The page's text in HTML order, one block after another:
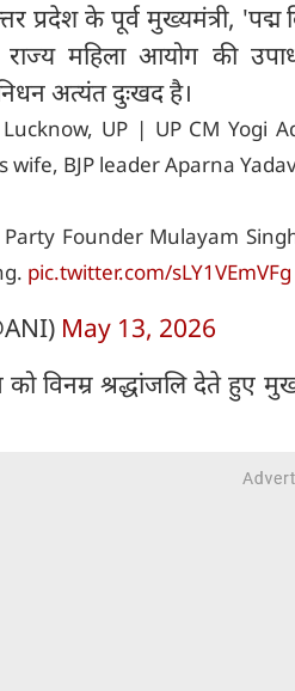
प्रदेश के पूर्व मुख्यमंत्री,
राज्य महिला आयोग की
अत्यंत दुःखद है।
UP | UP CM Yogi
wife, BJP leader Aparna
Founder Mulayam
pic.twitter.com/sLY1VEmVFg
May 13, 2026
को विनम्र श्रद्धांजलि देते हुए